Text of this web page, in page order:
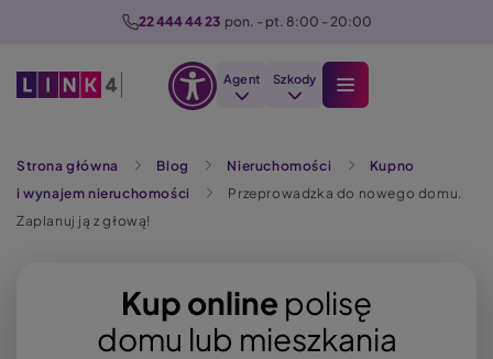
22 444 44 23 pon. - pt. 8:00 - 20:00
Agent Szkody
Strona główna Blog Nieruchomości
Kupno
i wynajem nieruchomości
Przeprowadzka do nowego domu.
Zaplanuj ją z głową!
Kup online polisę
domu lub mieszkania